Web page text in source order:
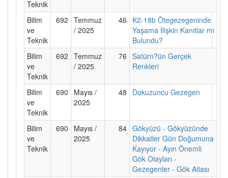
Teknik
Bilim
ve
Teknik
692 Temmuz
/ 2025
46
K2-18b Ötegezegeninde
Yaşama İlişkin Kanıtlar mı
Bulundu?
Bilim
ve
Teknik
692 Temmuz
/ 2025
76 Satürn?ün Gerçek
Renkleri
Bilim
ve
Teknik
690
Mayıs /
2025
48 Dokuzuncu Gezegen
Bilim
ve
Teknik
690
Mayıs /
2025
84 Gökyüzü - Gökyüzünde
Dikkatler Gün Doğumuna
Kayıyor - Ayın Önemli
Gök Olayları -
Gezegenler - Gök Atlası